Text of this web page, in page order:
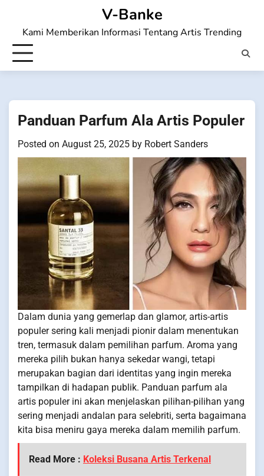
content
V-Banke
Kami Memberikan Informasi Tentang Artis Trending
Panduan Parfum Ala Artis Populer
Posted on August 25, 2025 by Robert Sanders
Dalam dunia yang gemerlap dan glamor, artis-artis
populer sering kali menjadi pionir dalam menentukan
tren, termasuk dalam pemilihan parfum. Aroma yang
mereka pilih bukan hanya sekedar wangi, tetapi
merupakan bagian dari identitas yang ingin mereka
tampilkan di hadapan publik. Panduan parfum ala
artis populer ini akan menjelaskan pilihan-pilihan yang
sering menjadi andalan para selebriti, serta bagaimana
kita bisa meniru gaya mereka dalam memilih parfum.
Read More : Koleksi Busana Artis Terkenal